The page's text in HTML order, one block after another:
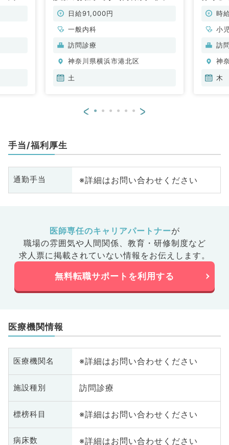
日給91,000円
一般内科
訪問診療
神奈川県横浜市港北区
土
（一時
小
訪
神
木
< >
手当/福利厚生
通勤手当 ※詳細はお問い合わせください
医師専任のキャリアパートナーが
職場の雰囲気や人間関係、 教育・研修制度など
求人票に掲載されていない情報をお伝えします。
無料転職サポートを利用する
医療機関情報
医療機関名 ※詳細はお問い合わせください
施設種別 訪問診療
標榜科目 ※詳細はお問い合わせください
病床数 ※詳細はお問い合わせください